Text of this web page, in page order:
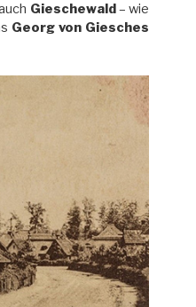
Gieschewald– wie
Georg von Giesches